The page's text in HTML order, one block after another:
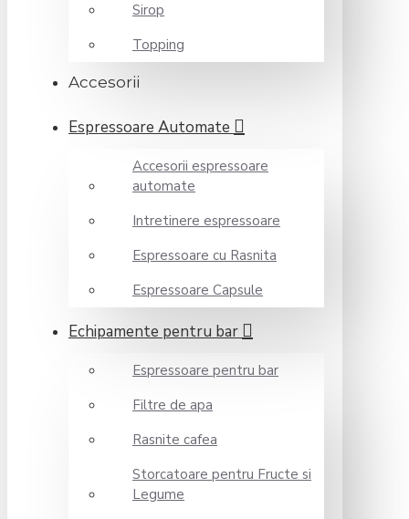
Sirop
Topping
Accesorii
Espressoare Automate
Accesorii espressoare
automate
Intretinere espressoare
Espressoare cu Rasnita
Espressoare Capsule
Echipamente pentru bar
Espressoare pentru bar
Filtre de apa
Rasnite cafea
Storcatoare pentru Fructe si
Legume